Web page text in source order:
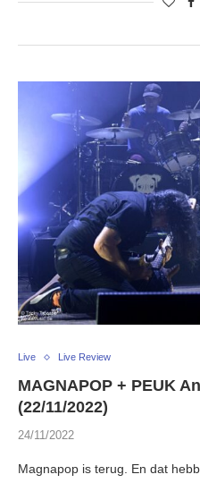
Live Live Review
MAGNAPOP + PEUK
(22/11/2022)
24/11/2022
Magnapop is terug. En dat